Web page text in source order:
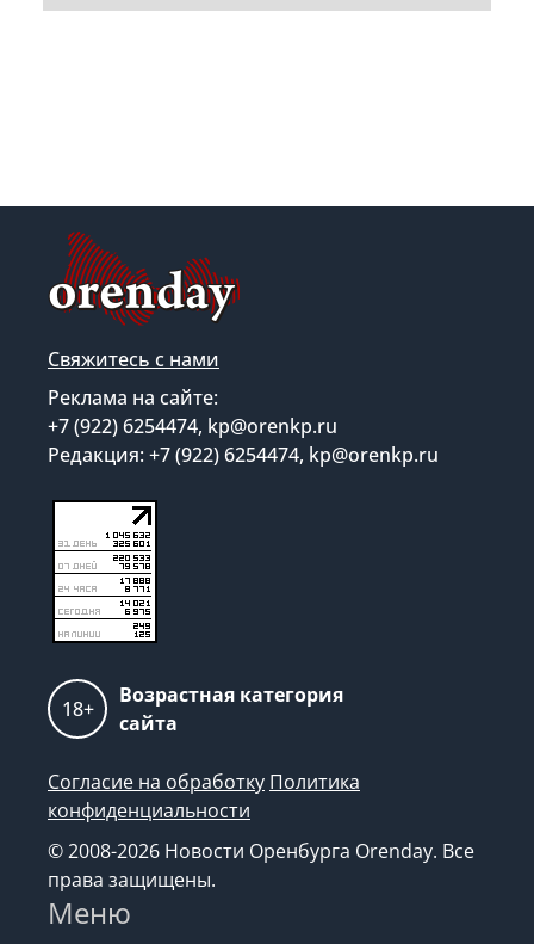
Свяжитесь с нами
Реклама на сайте:
+7 (922) 6254474, kp@orenkp.ru
Редакция: +7 (922) 6254474, kp@orenkp.ru
18+
Возрастная категория
сайта
Согласие на обработку Политика
конфиденциальности
© 2008-2026 Новости Оренбурга Orenday. Все
права защищены.
Меню